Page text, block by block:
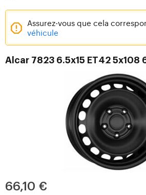
Assurez-vous que cela
véhicule
Alcar 7823 6.5x15 ET42 5x108
66,10 €